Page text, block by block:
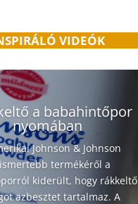
VIDEÓK
a babahintőpor
nyomában
Johnson & Johnson
termékéről a
kiderült, hogy rákkeltő
azbesztet tartalmaz. A